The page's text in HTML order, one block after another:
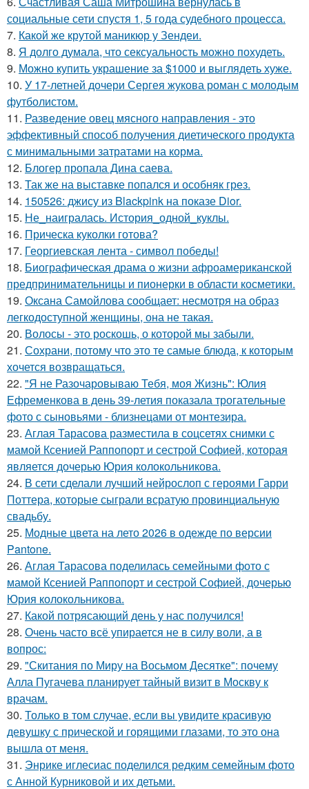
социальные сети спустя 1, 5 года судебного процесса.
7. Какой же крутой маникюр у Зендеи.
8. Я долго думала, что сексуальность можно похудеть.
9. Можно купить украшение за $1000 и выглядеть хуже.
10. У 17-летней дочери Сергея жукова роман с молодым
футболистом.
11. Разведение овец мясного направления - это
эффективный способ получения диетического продукта
с минимальными затратами на корма.
12. Блогер пропала Дина саева.
13. Так же на выставке попался и особняк грез.
14. 150526: джису из Blackpink на показе Dior.
15. Не_наигралась. История_одной_куклы.
16. Прическа куколки готова?
17. Георгиевская лента - символ победы!
18. Биографическая драма о жизни афроамериканской
предпринимательницы и пионерки в области косметики.
19. Оксана Самойлова сообщает: несмотря на образ
легкодоступной женщины, она не такая.
20. Волосы - это роскошь, о которой мы забыли.
21. Сохрани, потому что это те самые блюда, к которым
хочется возвращаться.
22. "Я не Разочаровываю Тебя, моя Жизнь": Юлия
Ефременкова в день 39-летия показала трогательные
фото с сыновьями - близнецами от монтезира.
23. Аглая Тарасова разместила в соцсетях снимки с
мамой Ксенией Раппопорт и сестрой Софией, которая
является дочерью Юрия колокольникова.
24. В сети сделали лучший нейрослоп с героями Гарри
Поттера, которые сыграли всратую провинциальную
свадьбу.
25. Модные цвета на лето 2026 в одежде по версии
Pantone.
26. Аглая Тарасова поделилась семейными фото с
мамой Ксенией Раппопорт и сестрой Софией, дочерью
Юрия колокольникова.
27. Какой потрясающий день у нас получился!
28. Очень часто всё упирается не в силу воли, а в
вопрос:
29. "Скитания по Миру на Восьмом Десятке": почему
Алла Пугачева планирует тайный визит в Москву к
врачам.
30. Только в том случае, если вы увидите красивую
девушку с прической и горящими глазами, то это она
вышла от меня.
31. Энрике иглесиас поделился редким семейным фото
с Анной Курниковой и их детьми.